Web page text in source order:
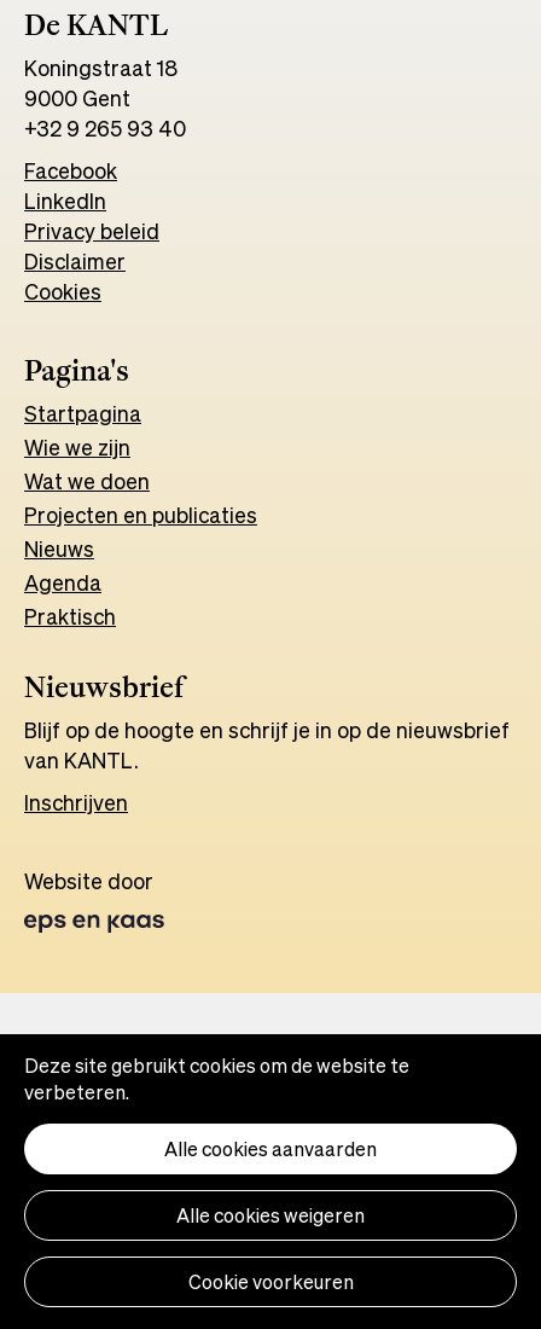
De KANTL
Koningstraat 18
9000 Gent
+32 9 265 93 40
Facebook
a
new
LinkedIn
in
a
Privacy beleid
Disclaimer
Cookies
Pagina's
Startpagina
Wie we zijn
Wat we doen
Projecten en publicaties
Nieuws
Agenda
Praktisch
Nieuwsbrief
Blijf op de hoogte en schrijf je in op de nieuwsbrief
van KANTL.
Inschrijven
Website door
in
tab
Deze site gebruikt cookies om de website te
verbeteren.
Cookie voorkeuren
Alle cookies weigeren
Alle cookies aanvaarden